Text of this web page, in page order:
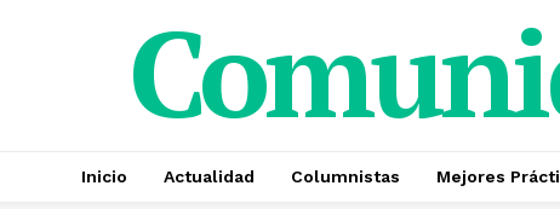
Inicio Actualidad Columnistas Mejores